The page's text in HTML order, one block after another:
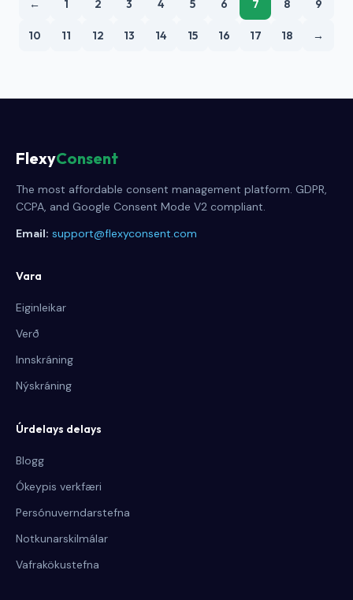
← 1 2 3 4 5 6 7 8 9
10 11 12 13 14 15 16 17 18 →
FlexyConsent
The most affordable consent management platform. GDPR,
CCPA, and Google Consent Mode V2 compliant.
Email: support@flexyconsent.com
Vara
Eiginleikar
Verð
Innskráning
Nýskráning
Úrdelays delays
Blogg
Ókeypis verkfæri
Persónuverndarstefna
Notkunarskilmálar
Vafrakökustefna